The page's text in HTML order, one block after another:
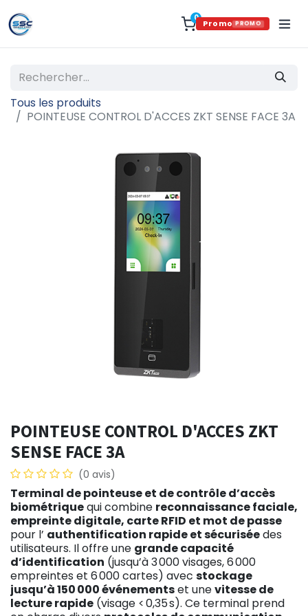
0
Promo PROMO
Tous les produits
POINTEUSE CONTROL D'ACCES ZKT SENSE FACE 3A
POINTEUSE CONTROL D'ACCES ZKT
SENSE FACE 3A
(0 avis)
Terminal de pointeuse et de contrôle d’accès
biométriquequi combine reconnaissance faciale,
empreinte digitale, carte RFID et mot de passe
pour l’ authentification rapide et sécuriséedes
utilisateurs. Il offre une grande capacité
d’identification (jusqu’à 3 000 visages, 6 000
empreintes et 6 000 cartes) avec stockage
jusqu’à 150 000 événementset unevitesse de
lecture rapide (visage < 0,35 s). Ce terminal prend